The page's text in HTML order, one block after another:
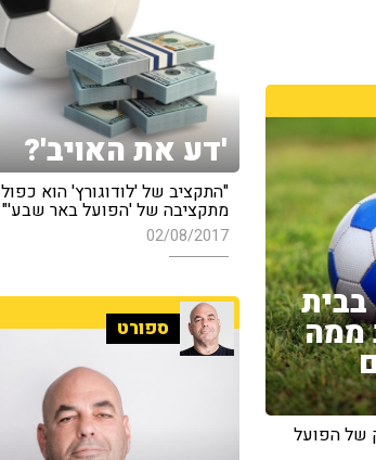
'דע את האויב'?
"התקציב של 'לודוגורץ' הוא כפול
מתקציבה של 'הפועל באר שבע'"
02/08/2017
ממה
של הפועל
ספורט